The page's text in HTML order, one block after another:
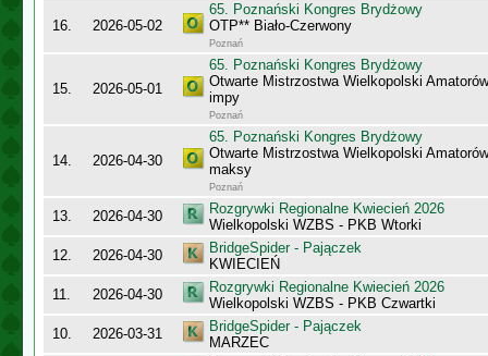
16. 2026-05-02
65. Poznański Kongres Brydżowy
OTP** Biało-Czerwony
Poznań
15. 2026-05-01
65. Poznański Kongres Brydżowy
Otwarte Mistrzostwa Wielkopolski
impy
Poznań
14. 2026-04-30
65. Poznański Kongres Brydżowy
Otwarte Mistrzostwa Wielkopolski
maksy
Poznań
13. 2026-04-30
Rozgrywki Regionalne Kwiecień 2026
Wielkopolski WZBS - PKB Wtorki
12.
2026-04-30
BridgeSpider - Pajączek
KWIECIEŃ
11.
2026-04-30
Rozgrywki Regionalne Kwiecień 2026
Wielkopolski WZBS - PKB Czwartki
10.
2026-03-31
BridgeSpider - Pajączek
MARZEC